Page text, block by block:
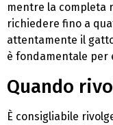
mentre la completa
richiedere fino a
attentamente il
è fondamentale per
Quando
È consigliabile